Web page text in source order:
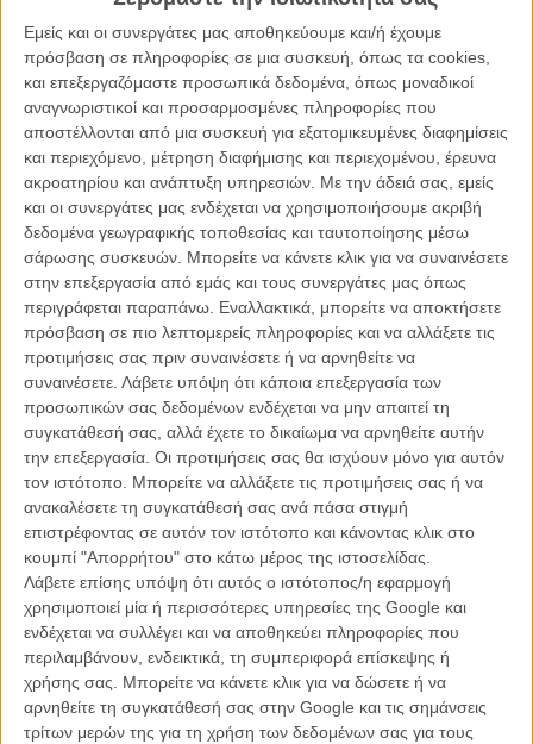
Εμείς και οι συνεργάτες μας αποθηκεύουμε και/ή έχουμε
πρόσβαση σε πληροφορίες σε μια συσκευή, όπως τα cookies,
και επεξεργαζόμαστε προσωπικά δεδομένα, όπως μοναδικοί
αναγνωριστικοί και προσαρμοσμένες πληροφορίες που
αποστέλλονται από μια συσκευή για εξατομικευμένες διαφημίσεις
και περιεχόμενο, μέτρηση διαφήμισης και περιεχομένου, έρευνα
ακροατηρίου και ανάπτυξη υπηρεσιών. Με την άδειά σας, εμείς
και οι συνεργάτες μας ενδέχεται να χρησιμοποιήσουμε ακριβή
δεδομένα γεωγραφικής τοποθεσίας και ταυτοποίησης μέσω
σάρωσης συσκευών. Μπορείτε να κάνετε κλικ για να συναινέσετε
στην επεξεργασία από εμάς και τους συνεργάτες μας όπως
περιγράφεται παραπάνω. Εναλλακτικά, μπορείτε να αποκτήσετε
πρόσβαση σε πιο λεπτομερείς πληροφορίες και να αλλάξετε τις
προτιμήσεις σας πριν συναινέσετε ή να αρνηθείτε να
συναινέσετε. Λάβετε υπόψη ότι κάποια επεξεργασία των
προσωπικών σας δεδομένων ενδέχεται να μην απαιτεί τη
συγκατάθεσή σας, αλλά έχετε το δικαίωμα να αρνηθείτε αυτήν
την επεξεργασία. Οι προτιμήσεις σας θα ισχύουν μόνο για αυτόν
τον ιστότοπο. Μπορείτε να αλλάξετε τις προτιμήσεις σας ή να
ανακαλέσετε τη συγκατάθεσή σας ανά πάσα στιγμή
επιστρέφοντας σε αυτόν τον ιστότοπο και κάνοντας κλικ στο
κουμπί "Απορρήτου" στο κάτω μέρος της ιστοσελίδας.
Λάβετε επίσης υπόψη ότι αυτός ο ιστότοπος/η εφαρμογή
χρησιμοποιεί μία ή περισσότερες υπηρεσίες της Google και
ενδέχεται να συλλέγει και να αποθηκεύει πληροφορίες που
περιλαμβάνουν, ενδεικτικά, τη συμπεριφορά επίσκεψης ή
χρήσης σας. Μπορείτε να κάνετε κλικ για να δώσετε ή να
αρνηθείτε τη συγκατάθεσή σας στην Google και τις σημάνσεις
τρίτων μερών της για τη χρήση των δεδομένων σας για τους
να σκεφτεί βαθιά και πολύ, πάνω σε μια σειρά από θεματικές που
καλύπτουν τα πάντα από την pop εικονογραφία μέχρι τις σύγχρονες
εκφάνσεις της βίας, την λατρεία της φήμης και το αντίτιμο της, την
δύσκολη διαχείριση των ψυχολογικών τραυμάτων, τον τρόπο που
ακόμη και οι πιο ανιδιοτελείς σχέσεις μπορούν να γίνουν τοξικές.
Η ομάδα του Flix βρίσκεται στη Βενετία και θα μεταφέρει
συνεχώς όλα όσα συμβαίνουν μέσα και έξω από τις σκοτεινές
αίθουσες. Κάντε κλικ στο στο ειδικα αφιερωμένο στο Φεστιβάλ
τμήμα του για να δείτε όλα τα τελευταία νέα, ανταποκρίσεις,
κριτικές και τα στιγμιότυπα που ξεχωρίζουν.
Το φιλμ ξεκινά με την αφήγηση του Γουίλεμ Νταφόε που μας
συστηνει την Σελέστ στην παιδική της ηλικία και πριν ακόμη συμβεί
το γεγονός που θα την μεταμορφώσει σε διασημότητα. Η νεαρή
μαθήτρια, θα είναι μια από τις ελάχιστες επιζώσες των μαζικών
δολοφονιών από έναν οπλισμένο συμμαθητή της στο σχολείο, κι
όταν σε μια εκδήλωση στην μνήμη των θυμάτων θα τραγουδήσει
ένα τραγούδι που έγραψε μαζί με την αδελφή της, ολόκληρη η
Αμερική θα συγκινηθεί.